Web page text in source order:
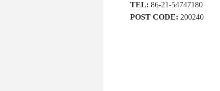
TEL: 86-21-54747180
POST CODE: 200240